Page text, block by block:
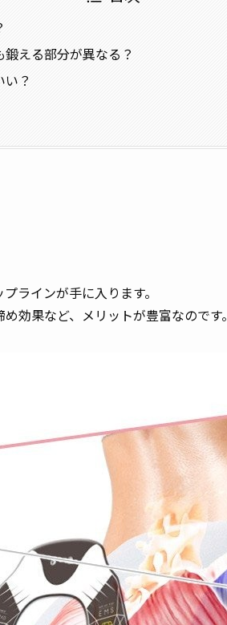
える部分が異なる？
？
ラインが手に入ります。
効果など、メリットが豊富なのです。